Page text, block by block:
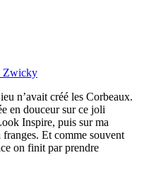
Zwicky
n’avait créé les Corbeaux.
en douceur sur ce joli
Inspire, puis sur ma
Et comme souvent
on finit par prendre